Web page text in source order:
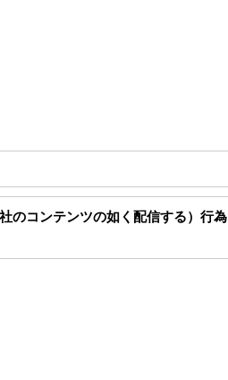
のコンテンツの如く配信する）行為